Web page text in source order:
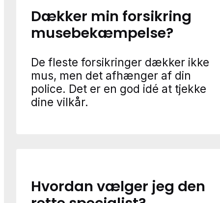
Dækker min forsikring
musebekæmpelse?
De fleste forsikringer dækker ikke
mus, men det afhænger af din
police. Det er en god idé at tjekke
dine vilkår.
Hvordan vælger jeg den